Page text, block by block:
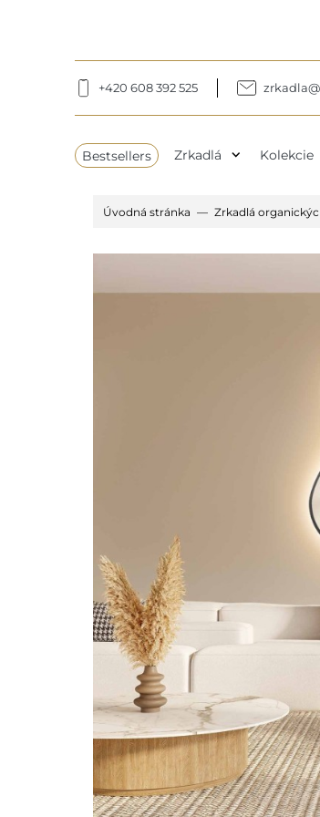
+420 608 392 525
Bestsellers Zrkadlá expand_more Kolekcie
Úvodná stránka Zrkadlá